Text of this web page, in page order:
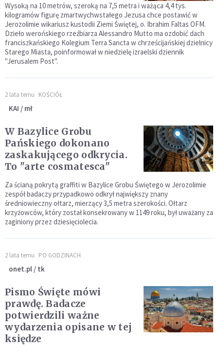
Wysoką na 10 metrów, szeroką na 7,5 metra i ważąca 4,4 tys.
kilogramów figurę zmartwychwstałego Jezusa chce postawić w
Jerozolimie wikariusz kustodii Ziemi Świętej, o. Ibrahim Faltas OFM.
Dzieło werońskiego rzeźbiarza Alessandro Mutto ma ozdobić dach
franciszkańskiego Kolegium Terra Sancta w chrześcijańskiej dzielnicy
Starego Miasta, poinformował w niedzielę izraelski dziennik
"Jerusalem Post".
2 lata temu KOŚCIÓŁ
KAI / mł
W Bazylice Grobu
Pańskiego dokonano
zaskakującego odkrycia.
To "arte cosmatesca"
Za ścianą pokrytą graffiti w Bazylice Grobu Świętego w Jerozolimie
zespół badaczy przypadkowo odkrył największy znany
średniowieczny ołtarz, mierzący 3,5 metra szerokości. Ołtarz
krzyżowców, który został konsekrowany w 1149 roku, był uważany za
zaginiony przez dziesięciolecia.
2 lata temu PO GODZINACH
onet.pl / tk
Pismo Święte mówi
prawdę. Badacze
potwierdzili ważne
wydarzenia opisane w tej
księdze